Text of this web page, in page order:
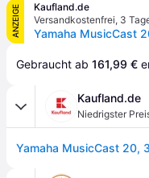
ANZEIGE
Kaufland.de
Versandkostenfrei, 3
Gebraucht ab 161,99 €
Kaufland.de
Niedrigster